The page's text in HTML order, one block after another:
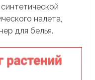
налета,
для белья.